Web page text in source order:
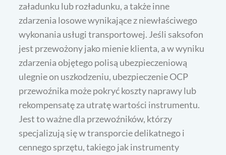
załadunku lub rozładunku, a także inne
zdarzenia losowe wynikające z niewłaściwego
wykonania usługi transportowej. Jeśli saksofon
jest przewożony jako mienie klienta, a w wyniku
zdarzenia objętego polisą ubezpieczeniową
ulegnie on uszkodzeniu, ubezpieczenie OCP
przewoźnika może pokryć koszty naprawy lub
rekompensatę za utratę wartości instrumentu.
Jest to ważne dla przewoźników, którzy
specjalizują się w transporcie delikatnego i
cennego sprzętu, takiego jak instrumenty